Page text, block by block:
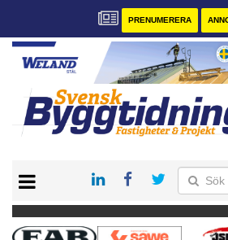
PRENUMERERA
PRENUMERERA